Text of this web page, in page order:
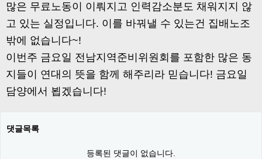
많은 무료노동이 이뤄지고 인력감소분도 채워지지 않
고 있는 실정입니다. 이를 바꿔낼 수 있는건 집배노조
밖에 없습니다~!
이번주 금요일 전남지역준비위원회를 포함한 많은 동
지들이 연대의 뜻을 함께 해주리라 믿습니다! 금요일
담양에서 뵙겠습니다!
댓글목록
등록된 댓글이 없습니다.